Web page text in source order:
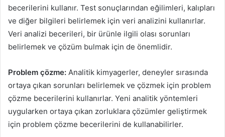
becerilerini kullanır. Test sonuçlarından eğilimleri, kalıpları
ve diğer bilgileri belirlemek için veri analizini kullanırlar.
Veri analizi becerileri, bir ürünle ilgili olası sorunları
belirlemek ve çözüm bulmak için de önemlidir.
Problem çözme: Analitik kimyagerler, deneyler sırasında
ortaya çıkan sorunları belirlemek ve çözmek için problem
çözme becerilerini kullanırlar. Yeni analitik yöntemleri
uygularken ortaya çıkan zorluklara çözümler geliştirmek
için problem çözme becerilerini de kullanabilirler.